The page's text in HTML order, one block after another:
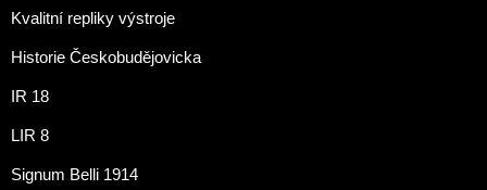
Kvalitní repliky výstroje
Historie Českobudějovicka
IR 18
LIR 8
Signum Belli 1914